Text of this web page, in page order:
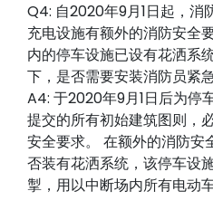
Q4: 自2020年9月1日起，消
充电设施有额外的消防安全
内的停车设施已设有花洒系
下，是否需要安装消防员紧
A4: 于2020年9月1日后为停
提交的所有初始建筑图则，
安全要求。 在额外的消防安
否装有花洒系统，该停车设
掣，用以中断场内所有电动